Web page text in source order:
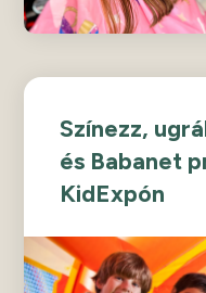
Színezz,
és Babanet
KidExpón